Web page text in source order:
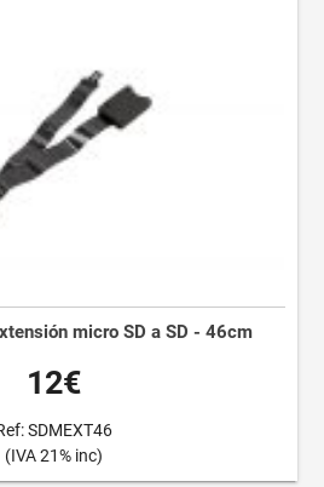
micro SD a SD - 46cm
12€
SDMEXT46
(IVA 21% inc)